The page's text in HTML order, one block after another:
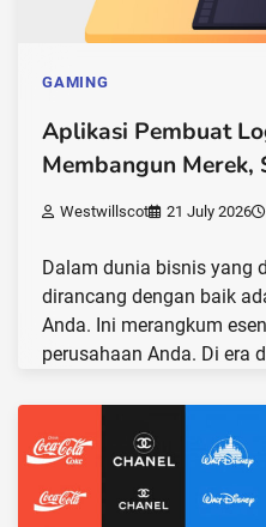
GAMING
Aplikasi Pembuat
Membangun Merek,
Westwillscot 21 July 2026
Dalam dunia bisnis yang
dirancang dengan baik
Anda. Ini merangkum
perusahaan Anda. Di era